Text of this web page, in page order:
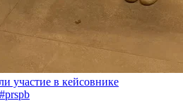
участие в кейсовнике